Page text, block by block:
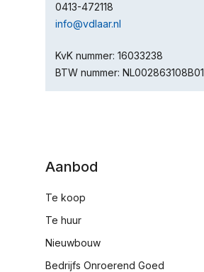
0413-472118
info@vdlaar.nl
KvK nummer: 16033238
BTW nummer: NL002863108B01
Aanbod
Te koop
Te huur
Nieuwbouw
Bedrijfs Onroerend Goed